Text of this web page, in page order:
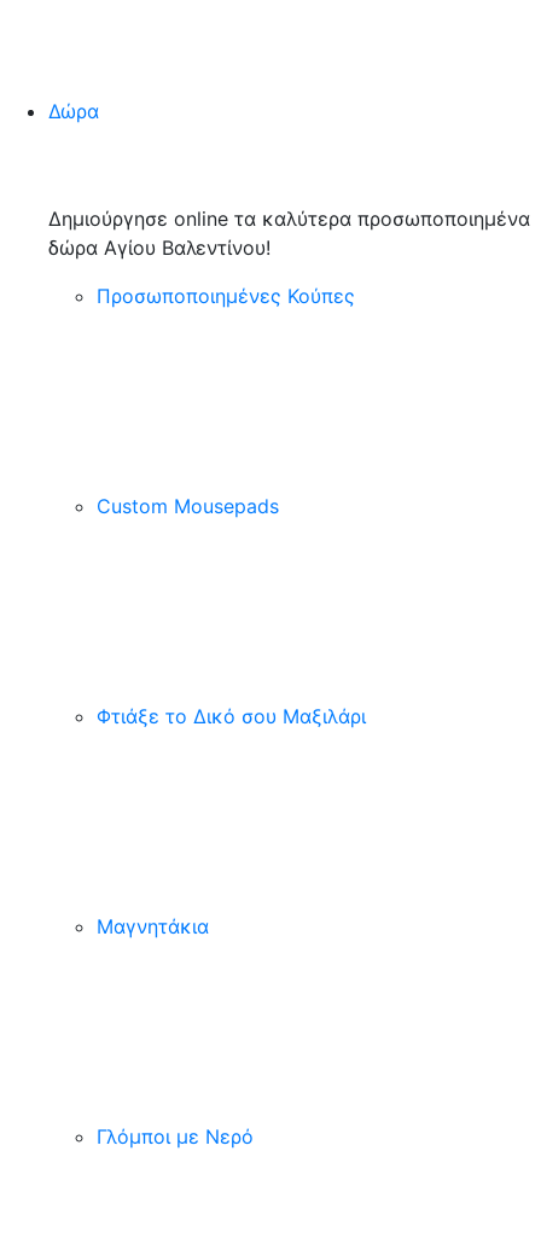
Δώρα
Δημιούργησε online τα καλύτερα προσωποποιημένα
δώρα Αγίου Βαλεντίνου!
Προσωποποιημένες Κούπες
Custom Mousepads
Φτιάξε το Δικό σου Μαξιλάρι
Μαγνητάκια
Γλόµποι µε Νερό